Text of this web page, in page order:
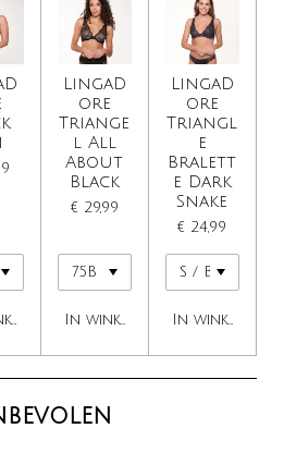
LingaD
ore
Triange
l All
About
Black
€ 29,99
In winkelwagen
LingaD
ore
Triangl
e
Bralett
e Dark
Snake
€ 24,99
In